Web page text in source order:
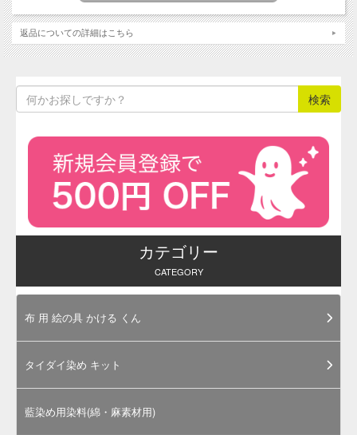
繊維織物の反末表示記号用マーキングペン （1本）
T.K.マークペンは優れた耐薬品性と防染性を有し、繊維織物
た記号表示が鮮明に残ります。
色種
ペン先
細字（S）
対象繊維
綿、絹、麻、ウール、アクリル、レーヨン、アセ
テート、ポリエステル、厚地ウール、ウール混
紡、T/C、T/R、T/W、A/W等の混紡織物、起毛生
汎用性、強密着性、速乾性
初めてご使用される場合は、繊維加工条件に合わせ
ください。
返品についての詳細はこちら